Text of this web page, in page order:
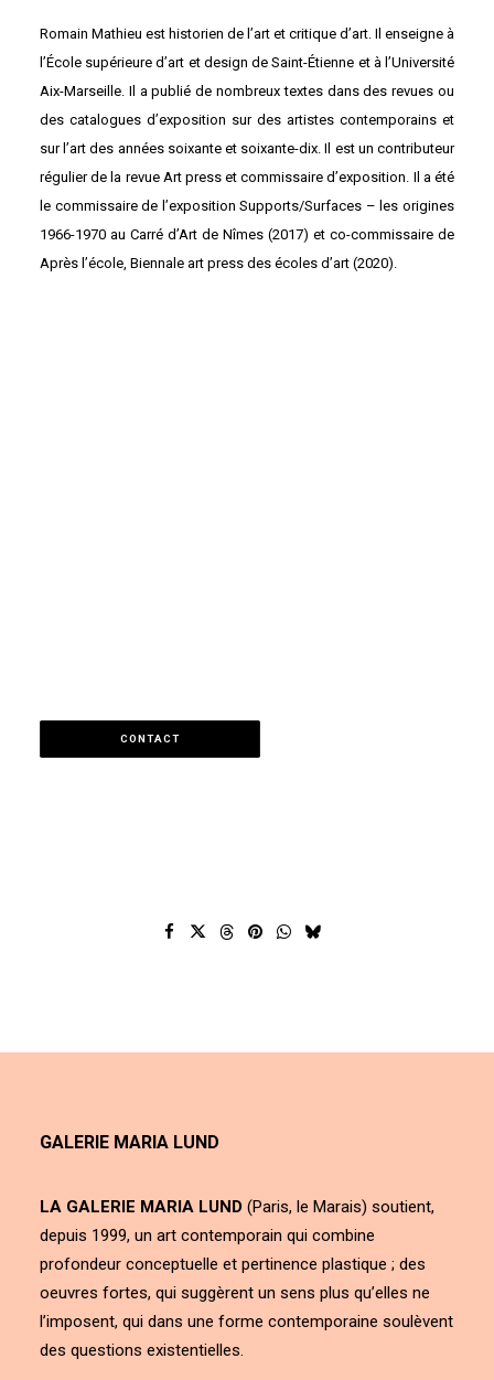
Romain Mathieu est historien de l’art et critique d’art. Il enseigne à
l’École supérieure d’art et design de Saint-Étienne et à l’Université
Aix-Marseille. Il a publié de nombreux textes dans des revues ou
des catalogues d’exposition sur des artistes contemporains et
sur l’art des années soixante et soixante-dix. Il est un contributeur
régulier de la revue Art press et commissaire d’exposition. Il a été
le commissaire de l’exposition Supports/Surfaces – les origines
1966-1970 au Carré d’Art de Nîmes (2017) et co-commissaire de
Après l’école, Biennale art press des écoles d’art (2020).
CONTACT
GALERIE MARIA LUND
LA GALERIE MARIA LUND (Paris, le Marais) soutient,
depuis 1999, un art contemporain qui combine
profondeur conceptuelle et pertinence plastique ; des
oeuvres fortes, qui suggèrent un sens plus qu’elles ne
l’imposent, qui dans une forme contemporaine soulèvent
des questions existentielles.